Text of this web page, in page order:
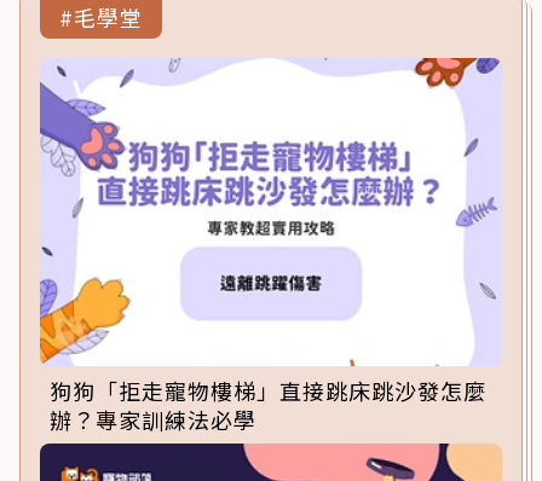
#毛學堂
狗狗「拒走寵物樓梯」直接跳床跳沙發怎麼
辦？專家訓練法必學